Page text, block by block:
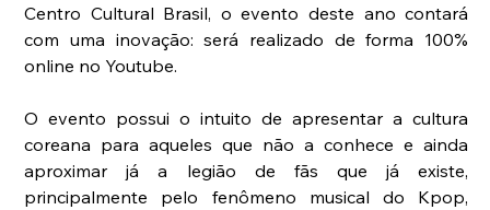
Centro Cultural Brasil, o evento deste ano contará
com uma inovação: será realizado de forma 100%
online no Youtube.
O evento possui o intuito de apresentar a cultura
coreana para aqueles que não a conhece e ainda
aproximar já a legião de fãs que já existe,
principalmente pelo fenômeno musical do Kpop,